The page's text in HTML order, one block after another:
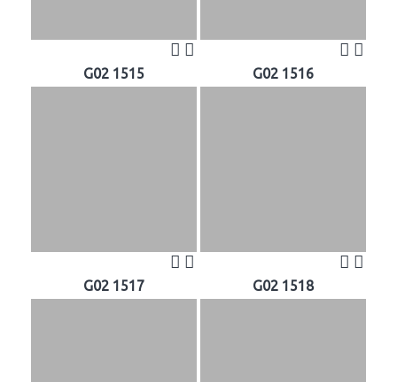
G02 1515 G02 1516
G02 1517 G02 1518